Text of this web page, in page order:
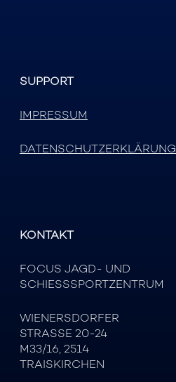
SUPPORT
IMPRESSUM
DATENSCHUTZERKLÄRUNG
KONTAKT
FOCUS JAGD- UND
SCHIESSSPORTZENTRUM
WIENERSDORFER
STRASSE 20-24
M33/16, 2514
TRAISKIRCHEN